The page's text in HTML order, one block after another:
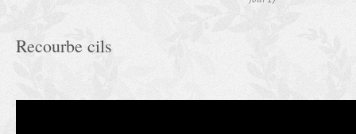
Recourbe cils